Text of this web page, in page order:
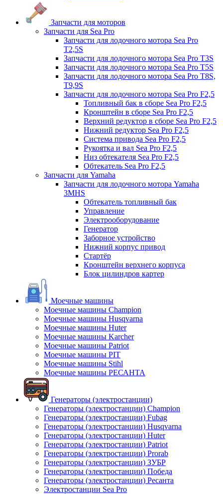
Запчасти для моторов
Запчасти для Sea Pro
Запчасти для лодочного мотора Sea Pro
Т2,5S
Запчасти для лодочного мотора Sea Pro Т3S
Запчасти для лодочного мотора Sea Pro Т5S
Запчасти для лодочного мотора Sea Pro Т8S,
T9,9S
Запчасти для лодочного мотора Sea Pro F2,5
Топливный бак в сборе Sea Pro F2,5
Кронштейн в сборе Sea Pro F2,5
Верхний редуктор в сборе Sea Pro F2,5
Нижний редуктор Sea Pro F2,5
Система привода Sea Pro F2,5
Рукоятка и вал Sea Pro F2,5
Низ обтекателя Sea Pro F2,5
Обтекатель Sea Pro F2,5
Запчасти для Yamaha
Запчасти для лодочного мотора Yamaha
3MHS
Обтекатель топливный бак
Управление
Электрооборудование
Генератор
Заборное устройство
Нижний корпус привод
Стартёр
Кронштейн верхнего корпуса
Блок цилиндров картер
Моечные машины
Моечные машины Champion
Моечные машины Husqvarna
Моечные машины Huter
Моечные машины Karcher
Моечные машины Patriot
Моечные машины PIT
Моечные машины Stihl
Моечные машины РЕСАНТА
Генераторы (электростанции)
Генераторы (электростанции) Champion
Генераторы (электростанции) Fubag
Генераторы (электростанции) Husqvarna
Генераторы (электростанции) Huter
Генераторы (электростанции) Patriot
Генераторы (электростанции) Prorab
Генераторы (электростанции) ЗУБР
Генераторы (электростанции) Победа
Генераторы (электростанции) Ресанта
Электростанции Sea Pro